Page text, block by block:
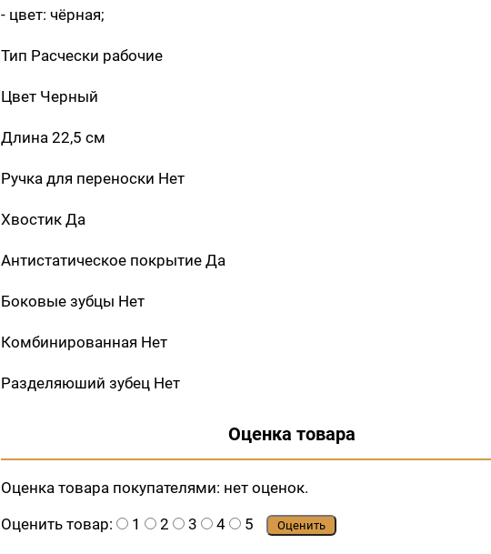
- цвет: чёрная;
Тип Расчески рабочие
Цвет Черный
Длина 22,5 см
Ручка для переноски Нет
Хвостик Да
Антистатическое покрытие Да
Боковые зубцы Нет
Комбинированная Нет
Разделяюший зубец Нет
Оценка товара
Оценка товара покупателями: нет оценок.
Оценить товар:
1 2 3 4 5 Оценить